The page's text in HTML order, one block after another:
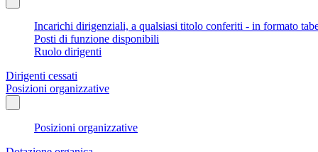
Incarichi dirigenziali, a qualsiasi titolo conferiti - in formato
Posti di funzione disponibili
Ruolo dirigenti
Dirigenti cessati
Posizioni organizzative
Posizioni organizzative